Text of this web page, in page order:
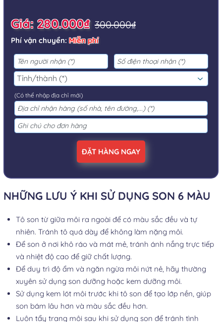
Giá: 280.000₫ 300.000₫
Phí vận chuyển: Miễn phí
(Có thể nhập địa chỉ mới)
ĐẶT HÀNG NGAY
NHỮNG LƯU Ý KHI SỬ DỤNG SON 6 MÀU
Tô son từ giữa môi ra ngoài để có màu sắc đều và tự
nhiên. Tránh tô quá dày để không làm nặng môi.
Để son ở nơi khô ráo và mát mẻ, tránh ánh nắng trực tiếp
và nhiệt độ cao để giữ chất lượng.
Để duy trì độ ẩm và ngăn ngừa môi nứt nẻ, hãy thường
xuyên sử dụng son dưỡng hoặc kem dưỡng môi.
Sử dụng kem lót môi trước khi tô son để tạo lớp nền, giúp
son bám lâu hơn và màu sắc đều hơn.
Luôn tẩy trang môi sau khi sử dụng son để tránh tình